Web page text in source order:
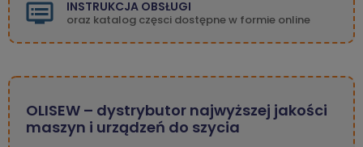
INSTRUKCJA OBSŁUGI
oraz katalog częsci dostępne w formie online
OLISEW – dystrybutor najwyższej jakości
maszyn i urządzeń do szycia